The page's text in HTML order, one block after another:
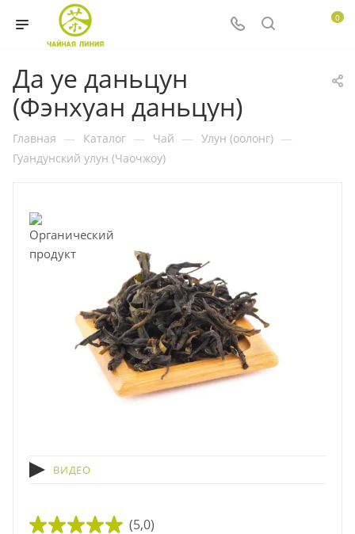
0
Да уе даньцун
(Фэнхуан даньцун)
Главная — Каталог — Чай — Улун (оолонг) —
Гуандунский улун (Чаочжоу)
ВИДЕО
(5,0)